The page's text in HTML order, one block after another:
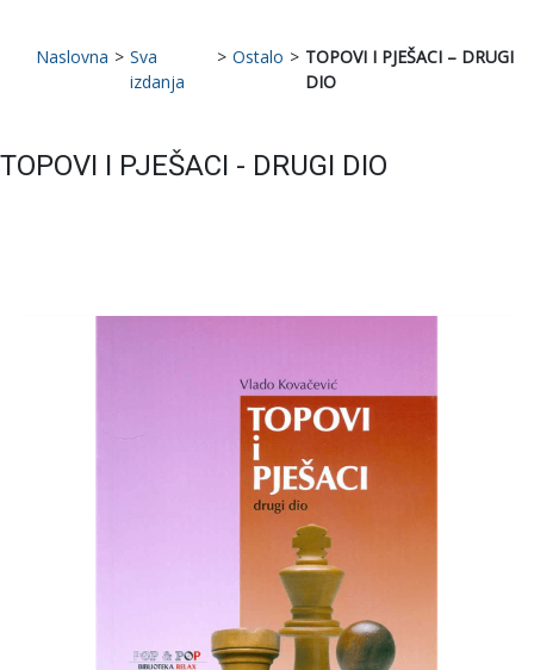
Naslovna > Sva
izdanja
> Ostalo > TOPOVI I PJEŠACI – DRUGI
DIO
TOPOVI I PJEŠACI - DRUGI DIO